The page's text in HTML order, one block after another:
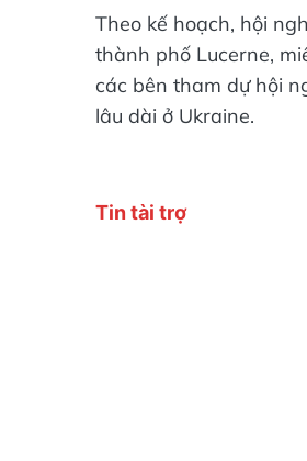
Theo kế hoạch, hội
thành phố Lucerne,
các bên tham dự hội
lâu dài ở Ukraine.